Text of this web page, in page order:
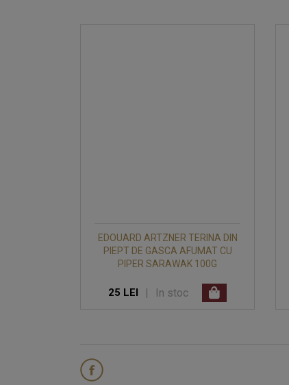
EDOUARD ARTZNER TERINA DIN
PIEPT DE GASCA AFUMAT CU
PIPER SARAWAK 100G
25 LEI | In stoc